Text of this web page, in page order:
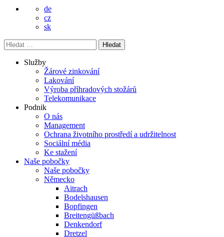
de
cz
sk
Vyhledávání
Služby
Žárové zinkování
Lakování
Výroba příhradových stožárů
Telekomunikace
Podnik
O nás
Management
Ochrana životního prostředí a udržitelnost
Sociální média
Ke stažení
Naše pobočky
Naše pobočky
Německo
Aitrach
Bodelshausen
Bopfingen
Breitengüßbach
Denkendorf
Dretzel